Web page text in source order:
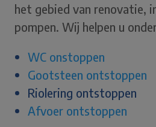
het gebied van renovatie,
pompen. Wij helpen u
WC onstoppen
Gootsteen ontstoppen
Riolering ontstoppen
Afvoer ontstoppen